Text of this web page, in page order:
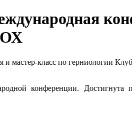
мастер-класс по герниологии
конференции. Достигнута